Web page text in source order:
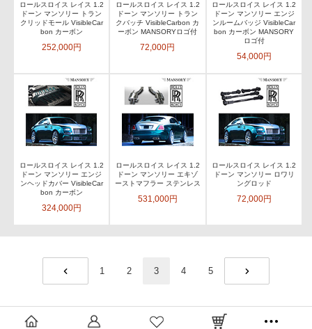
ロールスロイス レイス 1.2
ドーン マンソリー トラン
クリッドモール VisibleCar
bon カーボン
252,000円
ロールスロイス レイス 1.2
ドーン マンソリー トラン
クバッチ VisibleCarbon カ
ーボン MANSORYロゴ付
72,000円
ロールスロイス レイス 1.2
ドーン マンソリー エンジ
ンルームバッジ VisibleCar
bon カーボン MANSORY
ロゴ付
54,000円
ロールスロイス レイス 1.2
ドーン マンソリー エンジ
ンヘッドカバー VisibleCar
bon カーボン
324,000円
ロールスロイス レイス 1.2
ドーン マンソリー エキゾ
ーストマフラー ステンレス
531,000円
ロールスロイス レイス 1.2
ドーン マンソリー ロワリ
ングロッド
72,000円
1 2 3 4
5